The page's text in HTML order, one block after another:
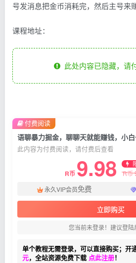
号发消息把金币消耗完，然后主号来
课程地址：
此处内容已隐藏，请
此内容为付费阅读，请付费后查看
R币 9.98 R币
永久VIP会员免费
立即购买
您当前未登录！建议登
单个教程无需登录，可以直接购买；开
元，全站资源免费下载 点此注册！
付费阅读